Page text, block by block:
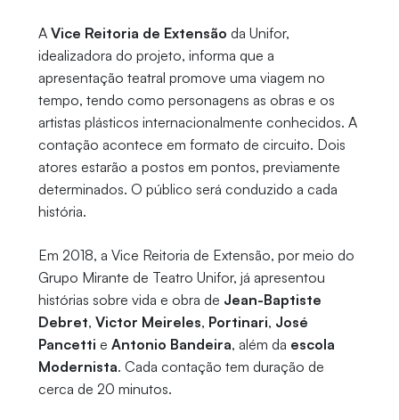
A Vice Reitoria de Extensão da Unifor,
idealizadora do projeto, informa que a
apresentação teatral promove uma viagem no
tempo, tendo como personagens as obras e os
artistas plásticos internacionalmente conhecidos. A
contação acontece em formato de circuito. Dois
atores estarão a postos em pontos, previamente
determinados. O público será conduzido a cada
história.
Em 2018, a Vice Reitoria de Extensão, por meio do
Grupo Mirante de Teatro Unifor, já apresentou
histórias sobre vida e obra de Jean-Baptiste
Debret, Victor Meireles, Portinari, José
Pancetti e Antonio Bandeira, além da escola
Modernista. Cada contação tem duração de
cerca de 20 minutos.